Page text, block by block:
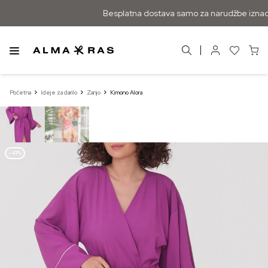
Besplatna dostava samo za narudžbe iznad
Početna Ideje za darilo Zanjo Kimono Alora
–41%